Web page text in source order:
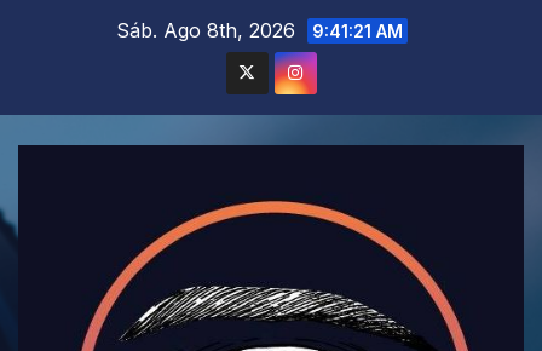
Sáb. Ago 8th, 2026 9:41:23 AM